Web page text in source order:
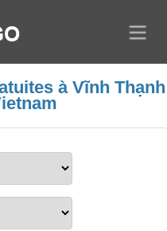
à Vĩnh Thạnh